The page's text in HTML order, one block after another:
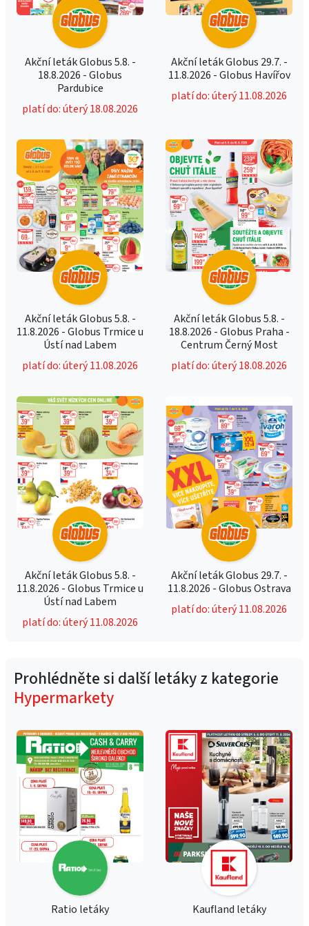
Akční leták Globus 5.8. -
18.8.2026 - Globus
Pardubice
platí do: úterý 18.08.2026
Akční leták Globus 29.7. -
11.8.2026 - Globus Havířov
platí do: úterý 11.08.2026
Akční leták Globus 5.8. -
11.8.2026 - Globus Trmice u
Ústí nad Labem
platí do: úterý 11.08.2026
Akční leták Globus 5.8. -
18.8.2026 - Globus Praha -
Centrum Černý Most
platí do: úterý 18.08.2026
Akční leták Globus 5.8. -
11.8.2026 - Globus Trmice u
Ústí nad Labem
platí do: úterý 11.08.2026
Akční leták Globus 29.7. -
11.8.2026 - Globus Ostrava
platí do: úterý 11.08.2026
Prohlédněte si další letáky z kategorie
Hypermarkety
Ratio letáky Kaufland letáky